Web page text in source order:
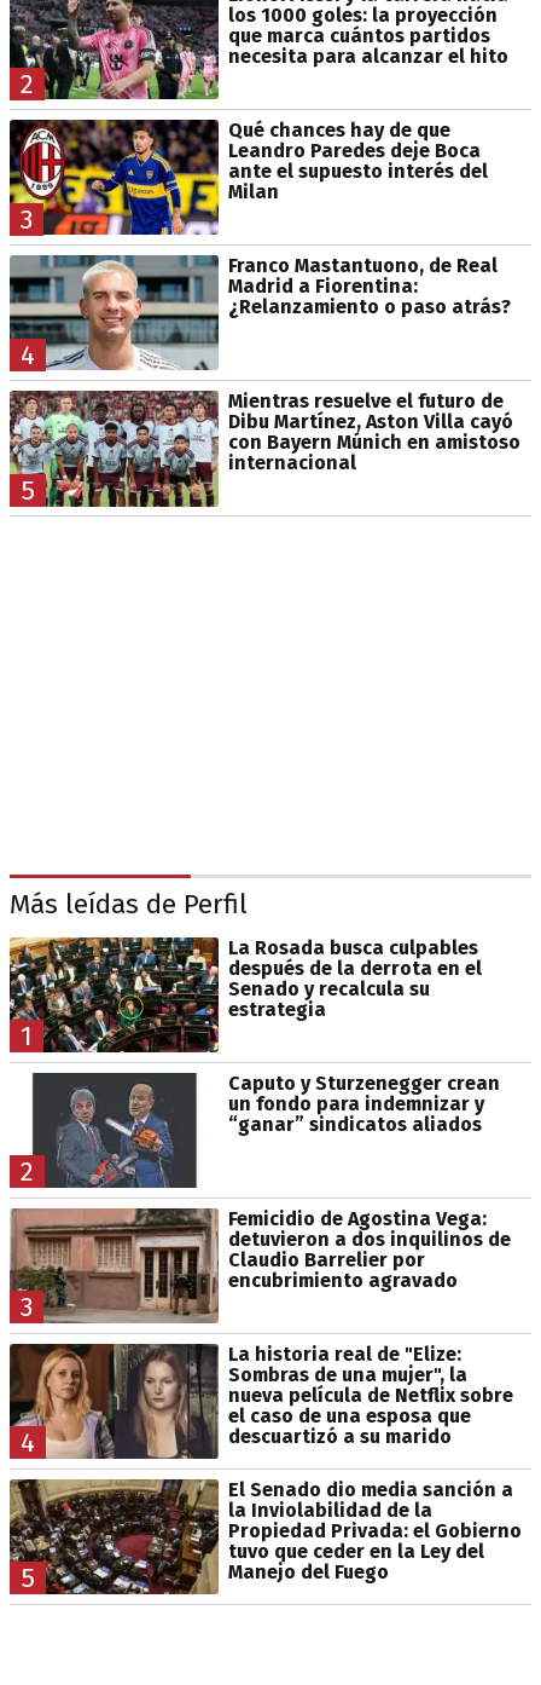
2
los 1000 goles: la proyección
que marca cuántos partidos
necesita para alcanzar el hito
3
Qué chances hay de que
Leandro Paredes deje Boca
ante el supuesto interés del
Milan
4
Franco Mastantuono, de Real
Madrid a Fiorentina:
¿Relanzamiento o paso atrás?
5
Mientras resuelve el futuro de
Dibu Martínez, Aston Villa cayó
con Bayern Múnich en amistoso
internacional
Más leídas de Perfil
1
La Rosada busca culpables
después de la derrota en el
Senado y recalcula su
estrategia
2
Caputo y Sturzenegger crean
un fondo para indemnizar y
“ganar” sindicatos aliados
3
Femicidio de Agostina Vega:
detuvieron a dos inquilinos de
Claudio Barrelier por
encubrimiento agravado
4
La historia real de "Elize:
Sombras de una mujer", la
nueva película de Netflix sobre
el caso de una esposa que
descuartizó a su marido
5
El Senado dio media sanción a
la Inviolabilidad de la
Propiedad Privada: el Gobierno
tuvo que ceder en la Ley del
Manejo del Fuego